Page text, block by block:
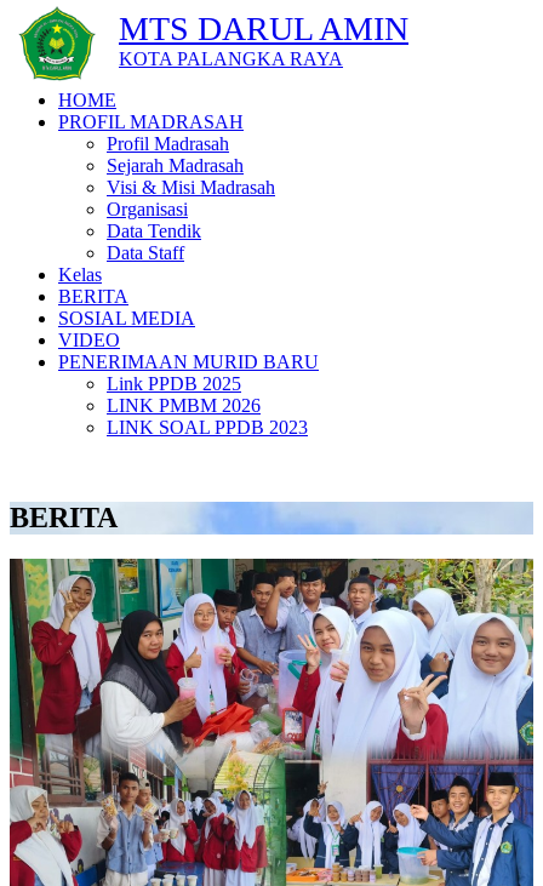
MTS DARUL AMIN
KOTA PALANGKA RAYA
HOME
PROFIL MADRASAH
Profil Madrasah
Sejarah Madrasah
Visi & Misi Madrasah
Organisasi
Data Tendik
Data Staff
Kelas
BERITA
SOSIAL MEDIA
VIDEO
PENERIMAAN MURID BARU
Link PPDB 2025
LINK PMBM 2026
LINK SOAL PPDB 2023
BERITA